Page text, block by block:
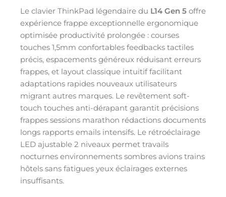
Le clavier ThinkPad légendaire du L14 Gen 5 offre
expérience frappe exceptionnelle ergonomique
optimisée productivité prolongée : courses
touches 1,5mm confortables feedbacks tactiles
précis, espacements généreux réduisant erreurs
frappes, et layout classique intuitif facilitant
adaptations rapides nouveaux utilisateurs
migrant autres marques. Le revêtement soft-
touch touches anti-dérapant garantit précisions
frappes sessions marathon rédactions documents
longs rapports emails intensifs. Le rétroéclairage
LED ajustable 2 niveaux permet travails
nocturnes environnements sombres avions trains
hôtels sans fatigues yeux éclairages externes
insuffisants.